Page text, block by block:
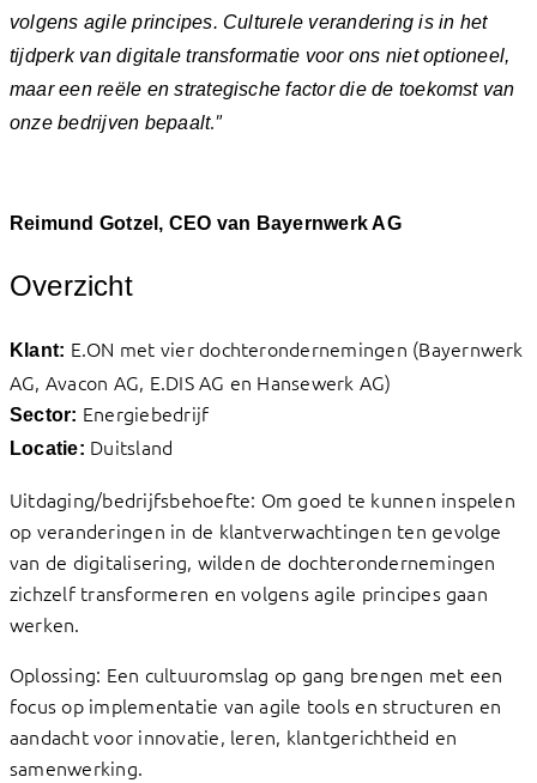
volgens agile principes. Culturele verandering is in het
tijdperk van digitale transformatie voor ons niet optioneel,
maar een reële en strategische factor die de toekomst van
onze bedrijven bepaalt.”
Reimund Gotzel, CEO van Bayernwerk AG
Overzicht
Klant: E.ON met vier dochterondernemingen (Bayernwerk
AG, Avacon AG, E.DIS AG en Hansewerk AG)
Sector: Energiebedrijf
Locatie: Duitsland
Uitdaging/bedrijfsbehoefte: Om goed te kunnen inspelen
op veranderingen in de klantverwachtingen ten gevolge
van de digitalisering, wilden de dochterondernemingen
zichzelf transformeren en volgens agile principes gaan
werken.
Oplossing: Een cultuuromslag op gang brengen met een
focus op implementatie van agile tools en structuren en
aandacht voor innovatie, leren, klantgerichtheid en
samenwerking.